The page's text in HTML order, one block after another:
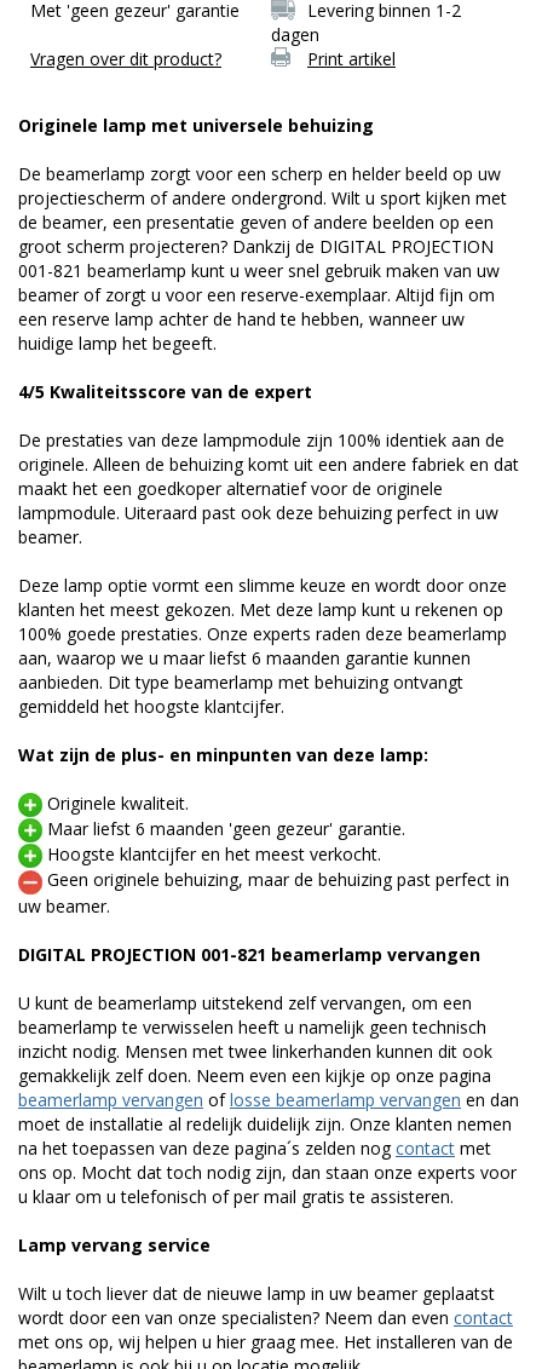
Met 'geen gezeur' garantie
Levering binnen 1-2
dagen
Vragen over dit product?
Print artikel
Originele lamp met universele behuizing
De beamerlamp zorgt voor een scherp en helder beeld op uw
projectiescherm of andere ondergrond. Wilt u sport kijken met
de beamer, een presentatie geven of andere beelden op een
groot scherm projecteren? Dankzij de DIGITAL PROJECTION
001-821 beamerlamp kunt u weer snel gebruik maken van uw
beamer of zorgt u voor een reserve-exemplaar. Altijd fijn om
een reserve lamp achter de hand te hebben, wanneer uw
huidige lamp het begeeft.
4/5 Kwaliteitsscore van de expert
De prestaties van deze lampmodule zijn 100% identiek aan de
originele. Alleen de behuizing komt uit een andere fabriek en dat
maakt het een goedkoper alternatief voor de originele
lampmodule. Uiteraard past ook deze behuizing perfect in uw
beamer.
Deze lamp optie vormt een slimme keuze en wordt door onze
klanten het meest gekozen. Met deze lamp kunt u rekenen op
100% goede prestaties. Onze experts raden deze beamerlamp
aan, waarop we u maar liefst 6 maanden garantie kunnen
aanbieden. Dit type beamerlamp met behuizing ontvangt
gemiddeld het hoogste klantcijfer.
Wat zijn de plus- en minpunten van deze lamp:
Originele kwaliteit.
Maar liefst 6 maanden 'geen gezeur' garantie.
Hoogste klantcijfer en het meest verkocht.
Geen originele behuizing, maar de behuizing past perfect in
uw beamer.
DIGITAL PROJECTION 001-821 beamerlamp vervangen
U kunt de beamerlamp uitstekend zelf vervangen, om een
beamerlamp te verwisselen heeft u namelijk geen technisch
inzicht nodig. Mensen met twee linkerhanden kunnen dit ook
gemakkelijk zelf doen. Neem even een kijkje op onze pagina
beamerlamp vervangen oflosse beamerlamp vervangen en dan
moet de installatie al redelijk duidelijk zijn. Onze klanten nemen
na het toepassen van deze pagina´s zelden nogcontact met
ons op. Mocht dat toch nodig zijn, dan staan onze experts voor
u klaar om u telefonisch of per mail gratis te assisteren.
Lamp vervang service
Wilt u toch liever dat de nieuwe lamp in uw beamer geplaatst
wordt door een van onze specialisten? Neem dan even contact
met ons op, wij helpen u hier graag mee. Het installeren van de